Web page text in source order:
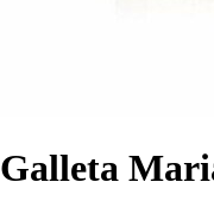
Galleta